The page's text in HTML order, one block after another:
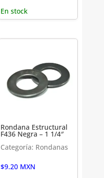
En stock
Rondana Estructural
F436 Negra – 1 1/4″
Categoría: Rondanas
$9.20 MXN